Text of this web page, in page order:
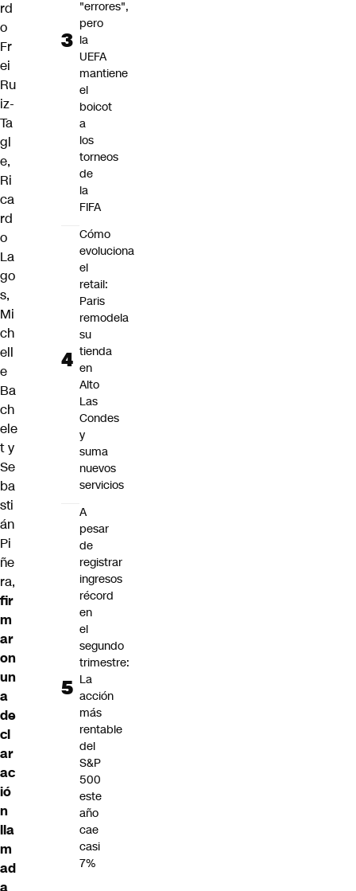
rd
o
Fr
ei
Ru
iz-
Ta
gl
e,
Ri
ca
rd
o
La
go
s,
Mi
ch
ell
e
Ba
ch
ele
t y
Se
ba
sti
án
Pi
ñe
ra,
fir
m
ar
on
un
a
de
cl
ar
ac
ió
n
lla
m
ad
"errores",
pero
la
UEFA
mantiene
el
boicot
a
los
torneos
de
la
FIFA
Cómo
evoluciona
el
retail:
Paris
remodela
su
tienda
en
Alto
Las
Condes
y
suma
nuevos
servicios
A
pesar
de
registrar
ingresos
récord
en
el
segundo
trimestre:
La
acción
más
rentable
del
S&P
500
este
año
cae
casi
7%